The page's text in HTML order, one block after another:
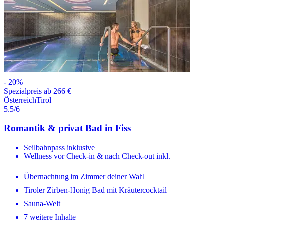
- 20%
Spezialpreis ab 266 €
ÖsterreichTirol
5.5/6
Romantik & privat Bad in Fiss
Seilbahnpass inklusive
Wellness vor Check-in & nach Check-out inkl.
Übernachtung im Zimmer deiner Wahl
Tiroler Zirben-Honig Bad mit Kräutercocktail
Sauna-Welt
7 weitere Inhalte